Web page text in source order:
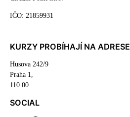
IČO: 21859931
KURZY PROBÍHAJÍ NA ADRESE
Husova 242/9
Praha 1,
110 00
SOCIAL